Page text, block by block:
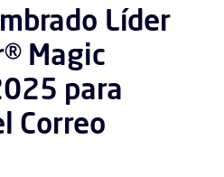
Líder
Magic
para
Correo